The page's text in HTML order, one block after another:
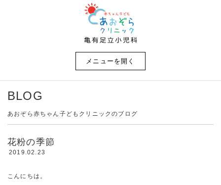
メニューを開く
BLOG
あおぞら赤ちゃん子どもクリニックのブログ
花粉の季節
2019.02.23
こんにちは。